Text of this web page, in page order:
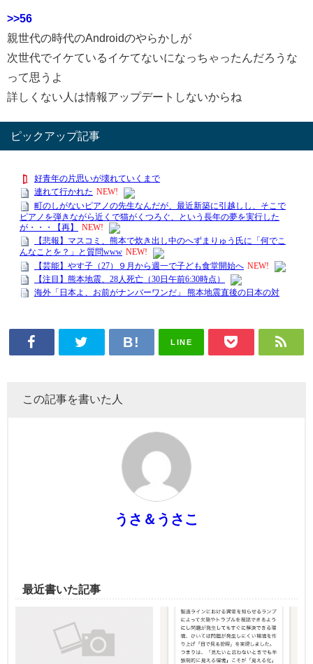
>>56
親世代の時代のAndroidのやらかしが
次世代でイケているイケてないになっちゃったんだろうな
って思うよ
詳しくない人は情報アップデートしないからね
ピックアップ記事
LINE
この記事を書いた人
うさ＆うさこ
最近書いた記事